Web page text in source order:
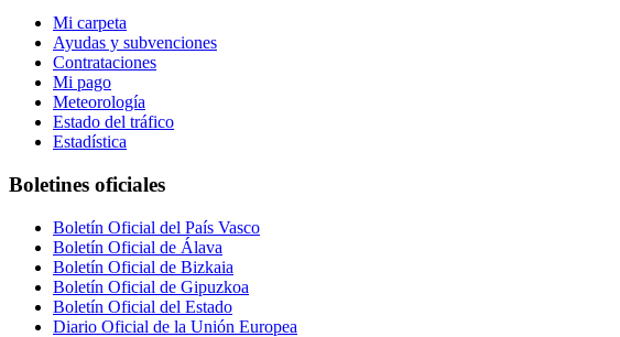
Mi carpeta
Ayudas y subvenciones
Contrataciones
Mi pago
Meteorología
Estado del tráfico
Estadística
Boletines oficiales
Boletín Oficial del País Vasco
Boletín Oficial de Álava
Boletín Oficial de Bizkaia
Boletín Oficial de Gipuzkoa
Boletín Oficial del Estado
Diario Oficial de la Unión Europea